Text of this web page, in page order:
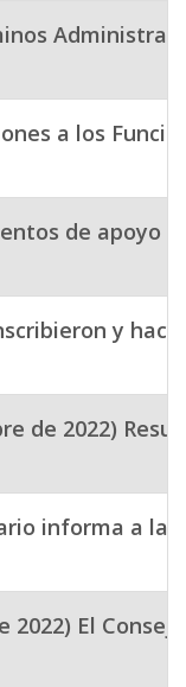
a los
de apoyo
y
de 2022)
informa a la
2022) El